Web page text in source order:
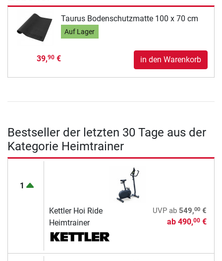
Taurus Bodenschutzmatte 100 x 70 cm
Auf Lager
39,90€ in den Warenkorb
Bestseller der letzten 30 Tage aus der
Kategorie Heimtrainer
1
Kettler Hoi Ride
Heimtrainer
UVPab 549,00€
ab 490,00€